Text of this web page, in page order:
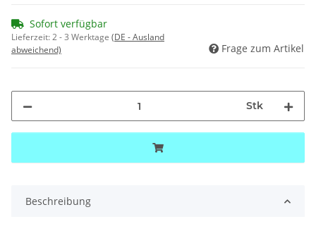
Sofort verfügbar
Lieferzeit:2 - 3 Werktage (DE - Ausland
abweichend)
Frage zum Artikel
Stk
Beschreibung